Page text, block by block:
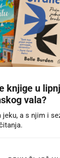
knjige u
vala?
jeku, a s njim i